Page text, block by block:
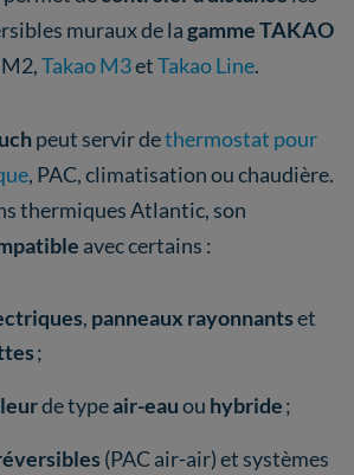
muraux de lagamme TAKAO
Takao M3etTakao Line.
peut servir dethermostat pour
, PAC, climatisation ou chaudière.
thermiques Atlantic, son
avec certains :
, panneaux rayonnantset
;
de typeair-eauou hybride;
(PAC air-air) et systèmes